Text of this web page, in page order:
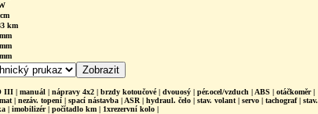
km
III | manuál | nápravy 4x2 | brzdy kotoučové | dvouosý | pér.ocel/vzduch | ABS | otáčkoměr |
| nezáv. topení | spací nástavba | ASR | hydraul. čelo | stav. volant | servo | tachograf | stav.
| imobilizér | počítadlo km | 1xrezervní kolo |